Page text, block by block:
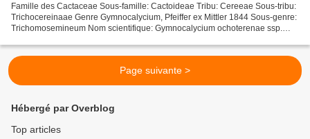
Famille des Cactaceae Sous-famille: Cactoideae Tribu: Cereeae Sous-tribu:
Trichocereinaae Genre Gymnocalycium, Pfeiffer ex Mittler 1844 Sous-genre:
Trichomosemineum Nom scientifique: Gymnocalycium ochoterenae ssp.
Page suivante >
Hébergé par Overblog
Top articles